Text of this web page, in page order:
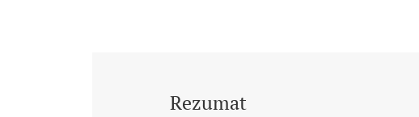
Rezumat